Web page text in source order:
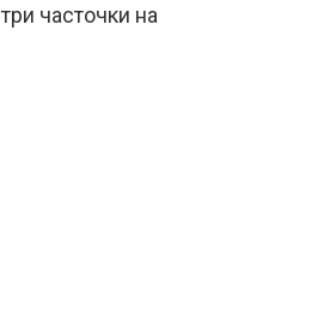
часточки на